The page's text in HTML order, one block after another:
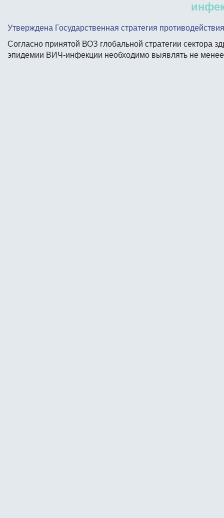
Утверждена Государственная стратегия
Согласно принятой ВОЗ глобальной стратегии
эпидемии ВИЧ-инфекции необходимо выявлять не